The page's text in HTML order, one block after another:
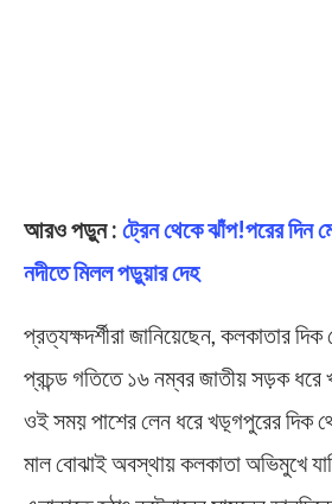
আরও পড়ুন : ট্রেন থেকে ঝাঁপ!পরের দিন
নদীতে মিলল পড়ুয়ার দেহ
প্রত্যক্ষদর্শীরা জানিয়েছেন, কলকাতার দিক
প্রচন্ড গতিতে ১৬ নম্বর জাতীয় সড়ক ধরে
ওই সময় পাশের লেন ধরে খড়্গপুরের দিক
মাল বোঝাই অবস্থায় কলকাতা অভিমুখে